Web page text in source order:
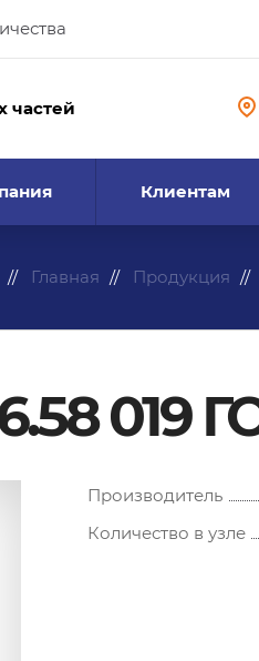
частей
Клиентам
Главная Продукция
019
Производитель
Количество в узле